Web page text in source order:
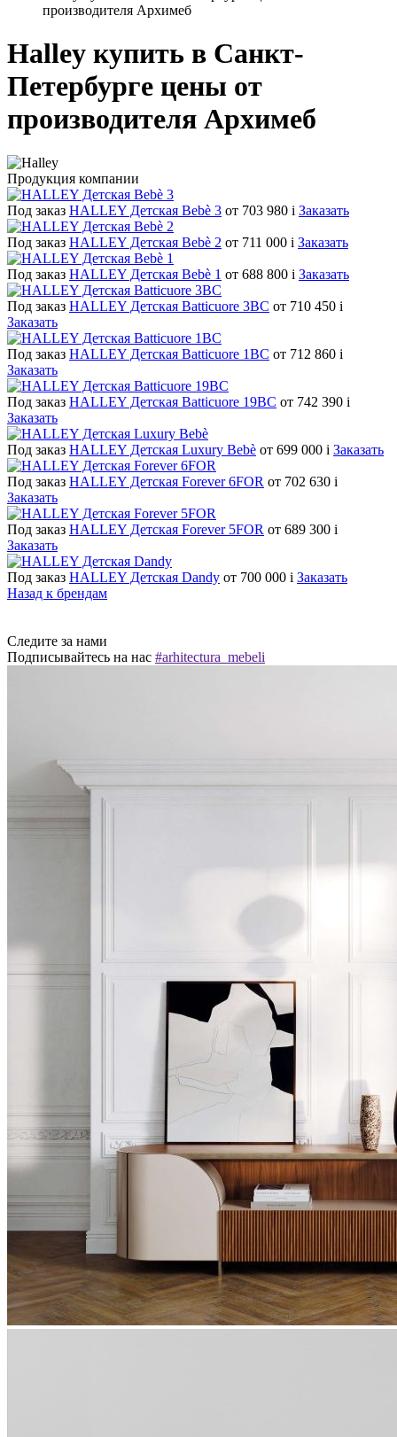
производителя Архимеб
Halley купить в Санкт-
Петербурге цены от
производителя Архимеб
Продукция компании
Под заказ HALLEY Детская Bebè 3 от 703 980 i Заказать
Под заказ HALLEY Детская Bebè 2 от 711 000 i Заказать
Под заказ HALLEY Детская Bebè 1 от 688 800 i Заказать
Под заказ HALLEY Детская Batticuore 3BC от 710 450 i
Заказать
Под заказ HALLEY Детская Batticuore 1BC от 712 860 i
Заказать
Под заказ HALLEY Детская Batticuore 19BC от 742 390 i
Заказать
Под заказ HALLEY Детская Luxury Bebè от 699 000 i Заказать
Под заказ HALLEY Детская Forever 6FOR от 702 630 i
Заказать
Под заказ HALLEY Детская Forever 5FOR от 689 300 i
Заказать
Под заказ HALLEY Детская Dandy от 700 000 i Заказать
Назад к брендам
Следите за нами
Подписывайтесь на нас #arhitectura_mebeli